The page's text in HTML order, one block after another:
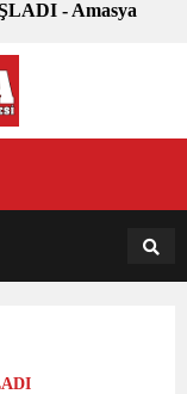
- Amasya
18:31